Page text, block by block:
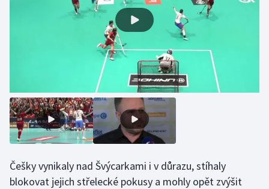
Rychlostní kanoistika
Sportovní střelba
Stolní tenis
Triatlon
Češky vynikaly nad Švýcarkami i v důrazu, stíhaly
blokovat jejich střelecké pokusy a mohly opět zvýšit